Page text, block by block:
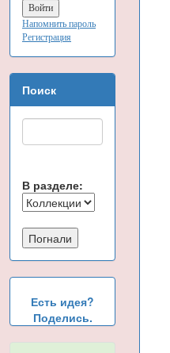
Напомнить пароль
Регистрация
Поиск
В разделе:
Есть идея?
Поделись.